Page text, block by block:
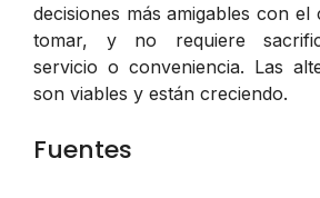
decisiones más amigables con el
tomar, y no requiere
servicio o conveniencia. Las
son viables y están creciendo.
Fuentes